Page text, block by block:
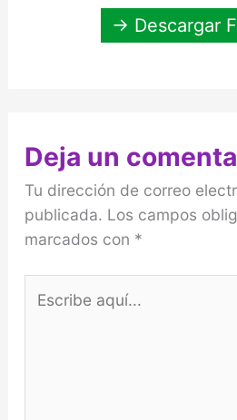
→ Descargar
Deja un
Tu dirección de correo
publicada. Los campos
marcados con *
aquí...